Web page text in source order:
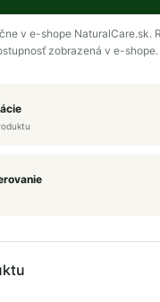
v e-shope NaturalCare.sk.
zobrazená v e-shope.